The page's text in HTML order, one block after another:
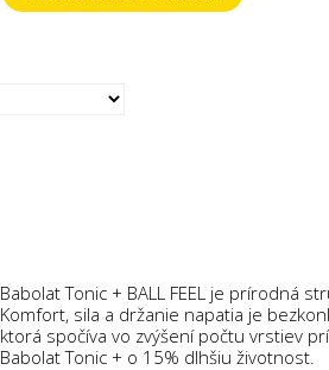
Babolat Tonic + BALL FEEL je prírodná
Komfort, sila a držanie napatia je
ktorá spočíva vo zvýšení počtu vrstiev
Babolat Tonic + o 15% dlhšiu životnost.